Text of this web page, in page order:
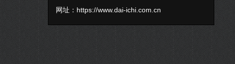
网址： https://www.dai-ichi.com.cn